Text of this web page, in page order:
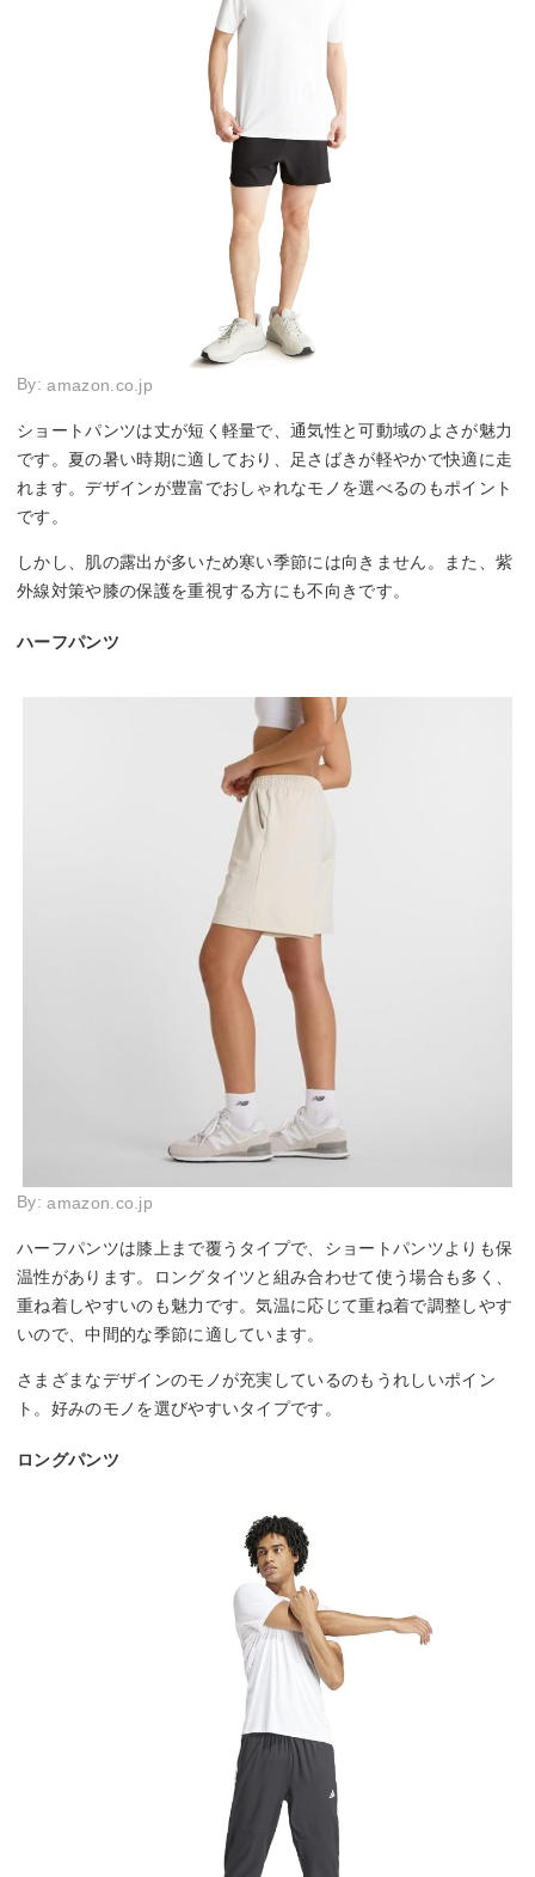
By:amazon.co.jp
ショートパンツは丈が短く軽量で、通気性と可動域のよさが魅力
です。夏の暑い時期に適しており、足さばきが軽やかで快適に走
れます。デザインが豊富でおしゃれなモノを選べるのもポイント
です。
しかし、肌の露出が多いため寒い季節には向きません。また、紫
外線対策や膝の保護を重視する方にも不向きです。
ハーフパンツ
By:amazon.co.jp
ハーフパンツは膝上まで覆うタイプで、ショートパンツよりも保
温性があります。ロングタイツと組み合わせて使う場合も多く、
重ね着しやすいのも魅力です。気温に応じて重ね着で調整しやす
いので、中間的な季節に適しています。
さまざまなデザインのモノが充実しているのもうれしいポイン
ト。好みのモノを選びやすいタイプです。
ロングパンツ